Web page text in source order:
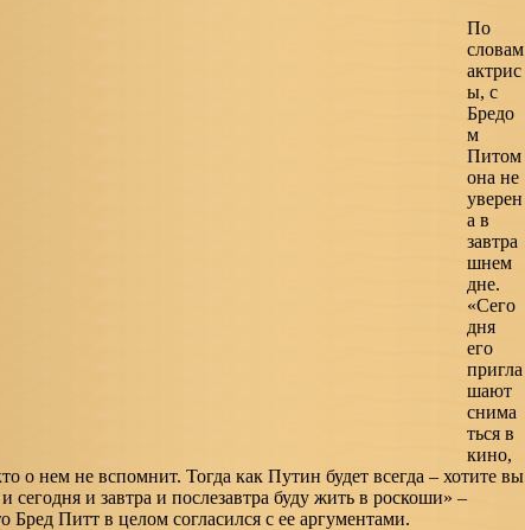
По
словам
актрис
ы, с
Бредо
м
Питом
она не
уверен
а в
завтра
шнем
дне.
«Сего
дня
его
пригла
шают
снима
ться в
кино,
о нем не вспомнит. Тогда как Путин будет всегда – хотите вы
сегодня и завтра и послезавтра буду жить в роскоши» –
Бред Питт в целом согласился с ее аргументами.